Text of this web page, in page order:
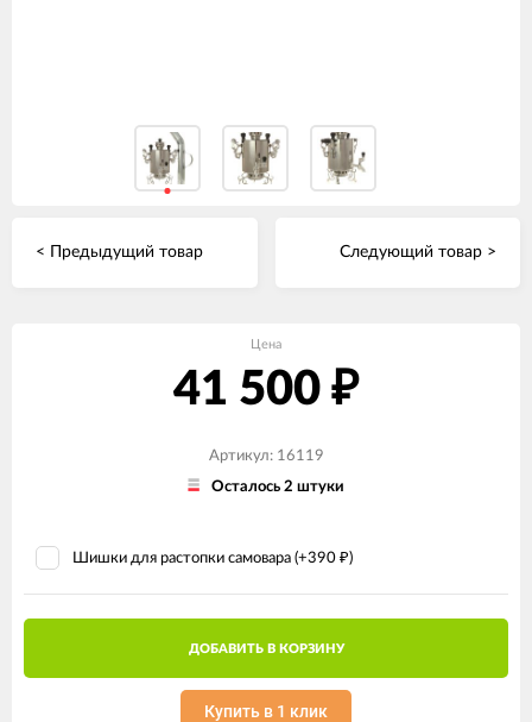
< Предыдущий товар Следующий товар >
Цена
41 500 ₽
Артикул: 16119
Осталось 2 штуки
Шишки для растопки самовара (+390 ₽)
ДОБАВИТЬ В КОРЗИНУ
Купить в 1 клик